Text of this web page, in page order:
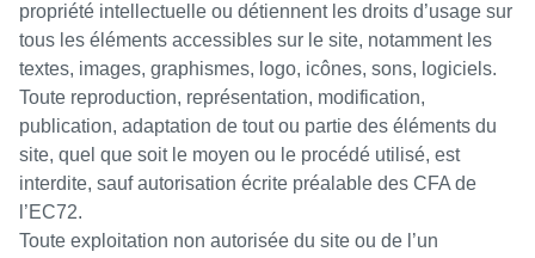
propriété intellectuelle ou détiennent les droits d’usage sur
tous les éléments accessibles sur le site, notamment les
textes, images, graphismes, logo, icônes, sons, logiciels.
Toute reproduction, représentation, modification,
publication, adaptation de tout ou partie des éléments du
site, quel que soit le moyen ou le procédé utilisé, est
interdite, sauf autorisation écrite préalable des CFA de
l’EC72.
Toute exploitation non autorisée du site ou de l’un